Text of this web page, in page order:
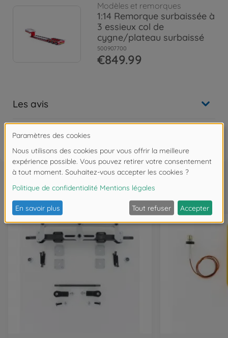
Modèles et remorques
1:14 Remorque surbaissée à
3 essieux col de
cygne/plateau surbaissé
500907700
€849.99
Les avis
FAQ
Souvent achetés ensemble